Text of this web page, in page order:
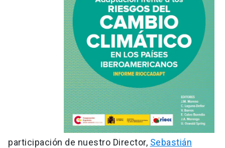
participación de nuestro Director, Sebastián